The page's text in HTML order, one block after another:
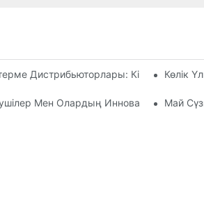
Дистрибьюторлары: Кімге Сену
Көлік
Мен Олардың Инновацияларына
Май